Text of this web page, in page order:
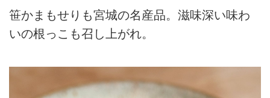
笹かまもせりも宮城の名産品。滋味深い味わ
いの根っこも召し上がれ。